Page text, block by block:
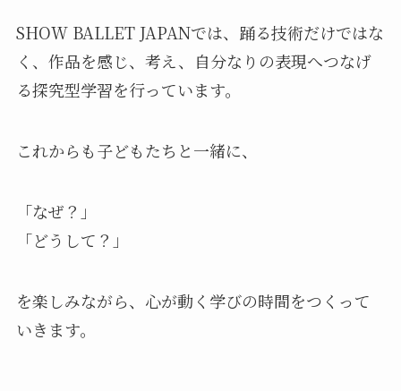
SHOW BALLET JAPANでは、踊る技術だけではな
く、作品を感じ、考え、自分なりの表現へつなげ
る探究型学習を行っています。
これからも子どもたちと一緒に、
「なぜ？」
「どうして？」
を楽しみながら、心が動く学びの時間をつくって
いきます。